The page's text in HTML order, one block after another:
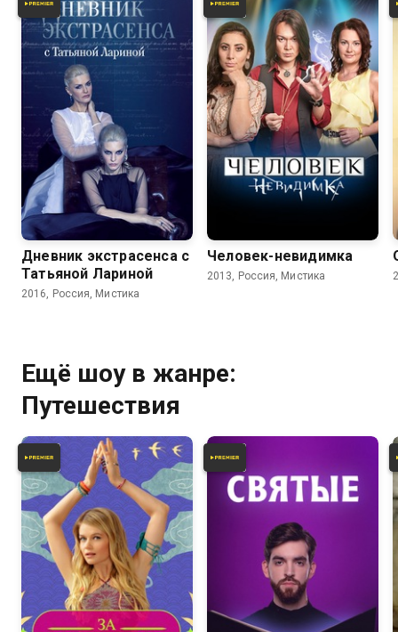
Дневник экстрасенса с
Татьяной Лариной
2016, Россия, Мистика
Человек-невидимка
2013, Россия, Мистика
Ещё шоу в жанре:
Путешествия